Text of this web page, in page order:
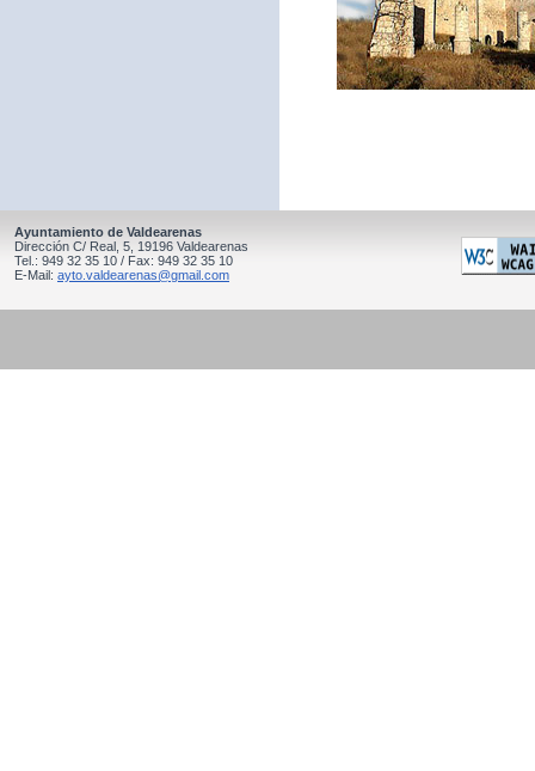
Ayuntamiento de Valdearenas
Dirección C/ Real, 5, 19196 Valdearenas
Tel.: 949 32 35 10 / Fax: 949 32 35 10
E-Mail: ayto.valdearenas@gmail.com